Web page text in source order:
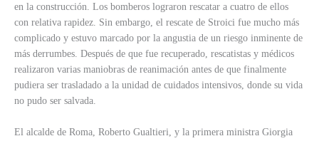
en la construcción. Los bomberos lograron rescatar a cuatro de ellos
con relativa rapidez. Sin embargo, el rescate de Stroici fue mucho más
complicado y estuvo marcado por la angustia de un riesgo inminente de
más derrumbes. Después de que fue recuperado, rescatistas y médicos
realizaron varias maniobras de reanimación antes de que finalmente
pudiera ser trasladado a la unidad de cuidados intensivos, donde su vida
no pudo ser salvada.
El alcalde de Roma, Roberto Gualtieri, y la primera ministra Giorgia